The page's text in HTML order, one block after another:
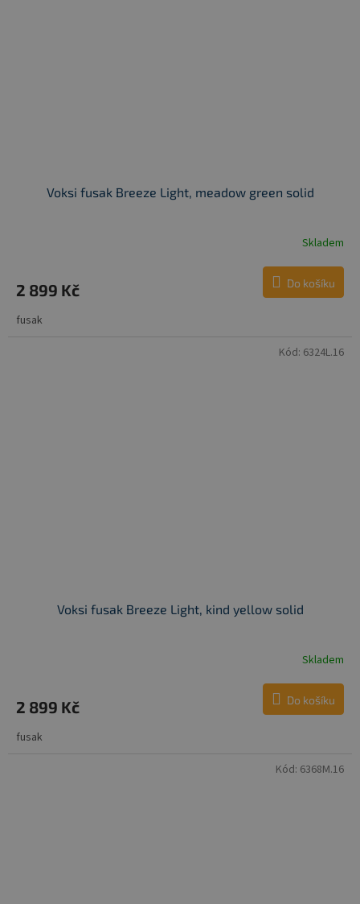
Voksi fusak Breeze Light, meadow green solid
Skladem
2 899 Kč Do košíku
fusak
Voksi fusak Breeze Light, kind yellow solid
Skladem
2 899 Kč Do košíku
fusak
Kód: 6324L.16
Kód: 6368M.16